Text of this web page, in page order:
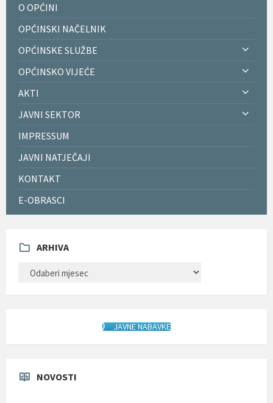
O OPĆINI
OPĆINSKI NAČELNIK
OPĆINSKE SLUŽBE
OPĆINSKO VIJEĆE
AKTI
JAVNI SEKTOR
IMPRESSUM
JAVNI NATJEČAJI
KONTAKT
E-OBRASCI
ARHIVA
JAVNE NABAVKE
NOVOSTI